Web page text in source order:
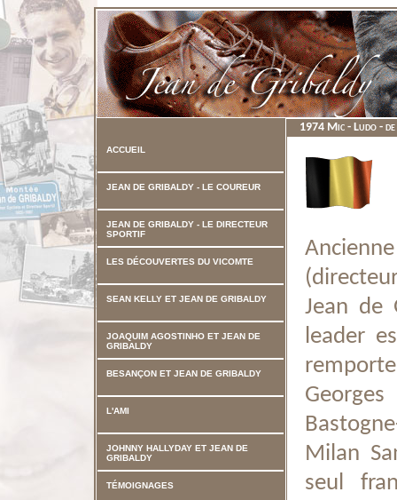
ACCUEIL
JEAN DE GRIBALDY - LE COUREUR
JEAN DE GRIBALDY - LE DIRECTEUR
SPORTIF
LES DÉCOUVERTES DU VICOMTE
SEAN KELLY ET JEAN DE GRIBALDY
JOAQUIM AGOSTINHO ET JEAN DE
GRIBALDY
BESANÇON ET JEAN DE GRIBALDY
L'AMI
JOHNNY HALLYDAY ET JEAN DE
GRIBALDY
TÉMOIGNAGES
1974 Mic - Ludo -
Jean de
leader
Milan
seul